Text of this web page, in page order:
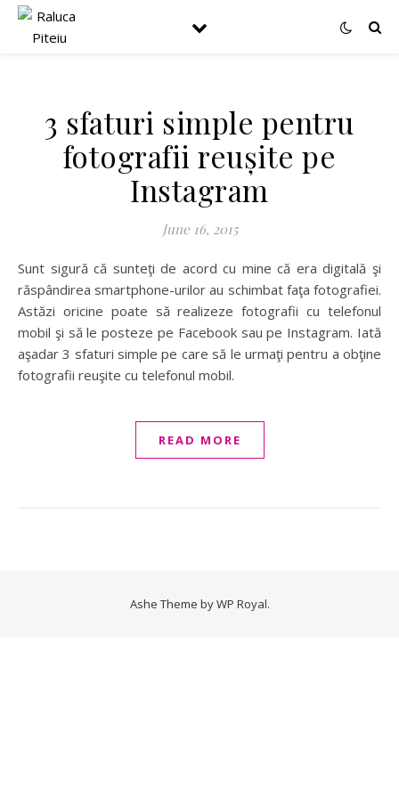
3 sfaturi simple pentru
fotografii reușite pe
Instagram
June 16, 2015
Sunt sigură că sunteţi de acord cu mine că era digitală şi
răspândirea smartphone-urilor au schimbat faţa fotografiei.
Astăzi oricine poate să realizeze fotografii cu telefonul
mobil şi să le posteze pe Facebook sau pe Instagram. Iată
aşadar 3 sfaturi simple pe care să le urmaţi pentru a obţine
fotografii reuşite cu telefonul mobil.
READ MORE
Ashe Theme byWP Royal.